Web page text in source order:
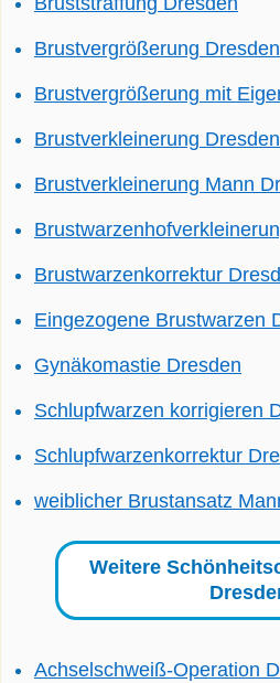
Brustvergrößerung Dresden
Brustvergrößerung mit
Brustverkleinerung Dresden
Brustverkleinerung Mann
Brustwarzenkorrektur
Eingezogene Brustwarzen
Gynäkomastie Dresden
Schlupfwarzen korrigieren
Schlupfwarzenkorrektur
weiblicher Brustansatz
Weitere
Achselschweiß-Operation